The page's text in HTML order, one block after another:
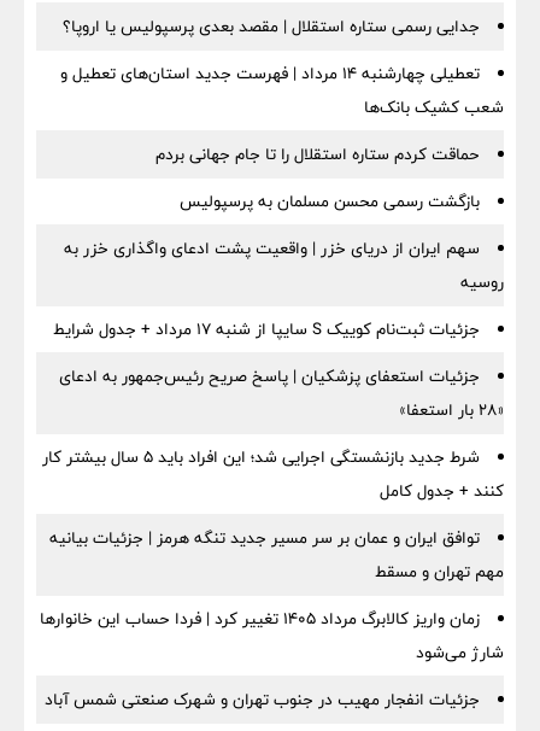
جدایی رسمی ستاره استقلال | مقصد بعدی پرسپولیس یا اروپا؟
تعطیلی چهارشنبه ۱۴ مرداد | فهرست جدید استان‌های تعطیل و
شعب کشیک بانک‌ها
حماقت کردم ستاره استقلال را تا جام جهانی بردم
بازگشت رسمی محسن مسلمان به پرسپولیس
سهم ایران از دریای خزر | واقعیت پشت ادعای واگذاری خزر به
روسیه
جزئیات ثبت‌نام کوییک S سایپا از شنبه ۱۷ مرداد + جدول شرایط
جزئیات استعفای پزشکیان | پاسخ صریح رئیس‌جمهور به ادعای
«۲۸ بار استعفا»
شرط جدید بازنشستگی اجرایی شد؛ این افراد باید ۵ سال بیشتر کار
کنند + جدول کامل
توافق ایران و عمان بر سر مسیر جدید تنگه هرمز | جزئیات بیانیه
مهم تهران و مسقط
زمان واریز کالابرگ مرداد ۱۴۰۵ تغییر کرد | فردا حساب این خانوارها
شارژ می‌شود
جزئیات انفجار مهیب در جنوب تهران و شهرک صنعتی شمس آباد